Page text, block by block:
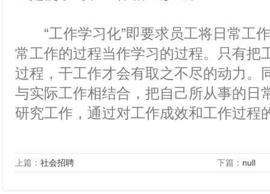
“工作学习化”即要求员工将日常工
常工作的过程当作学习的过程。只有把
过程，干工作才会有取之不尽的动力。
与实际工作相结合，把自己所从事的日
研究工作，通过对工作成效和工作过程
上篇： 社会招聘 下篇： null